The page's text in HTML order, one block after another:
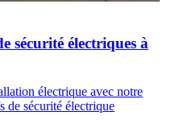
sécurité électriques à
électrique avec notre
de sécurité électrique